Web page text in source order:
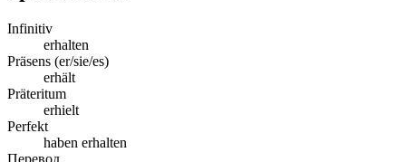
Infinitiv
erhalten
Präsens (er/sie/es)
erhält
Präteritum
erhielt
Perfekt
haben erhalten